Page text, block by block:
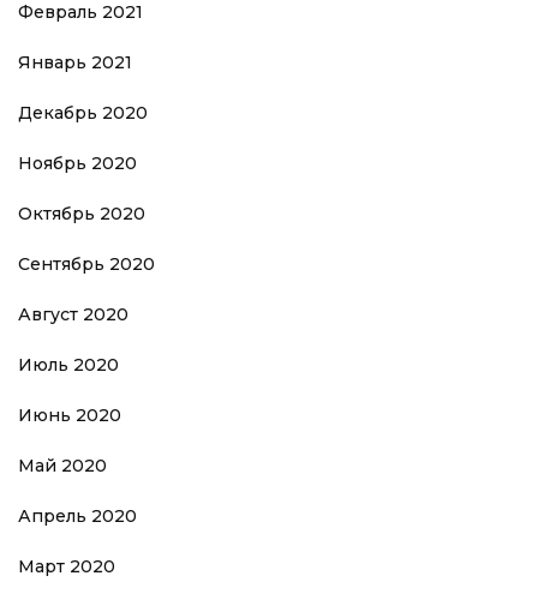
Февраль 2021
Январь 2021
Декабрь 2020
Ноябрь 2020
Октябрь 2020
Сентябрь 2020
Август 2020
Июль 2020
Июнь 2020
Май 2020
Апрель 2020
Март 2020